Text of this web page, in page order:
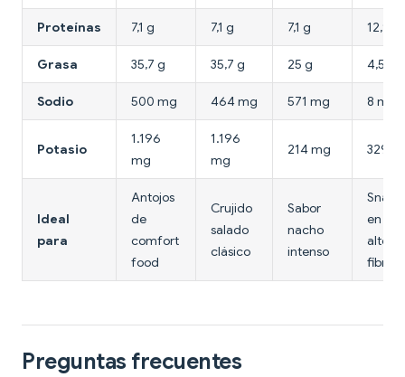
Proteínas 7,1 g 7,1 g 7,1 g 12,9 g
Grasa 35,7 g 35,7 g 25 g 4,5 g
Sodio 500 mg 464 mg 571 mg 8 mg
Potasio
1.196
mg
1.196
mg
214 mg 329
Ideal
para
Antojos
de
comfort
food
Crujido
salado
clásico
Sabor
nacho
intenso
en
alto en
fibra
Preguntas frecuentes